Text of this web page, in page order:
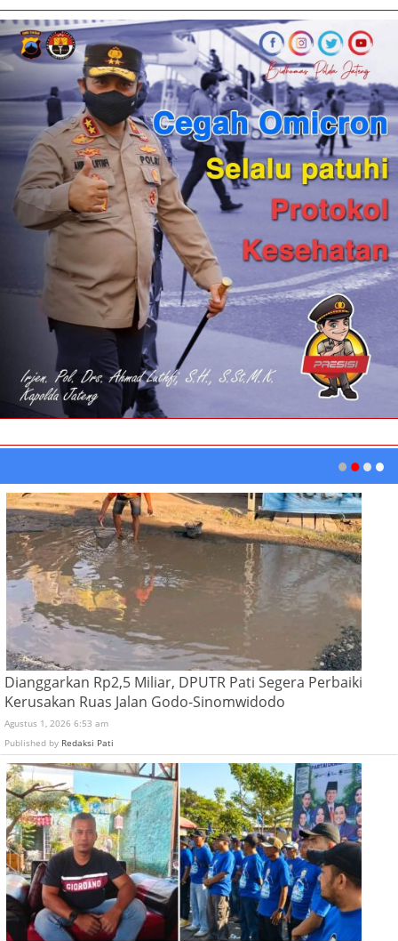
Dianggarkan Rp2,5 Miliar, DPUTR Pati Segera Perbaiki
Kerusakan Ruas Jalan Godo-Sinomwidodo
Agustus 1, 2026 6:53 am
Published by Redaksi Pati